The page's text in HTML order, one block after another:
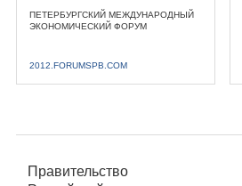
ПЕТЕРБУРГСКИЙ МЕЖДУНАРОДНЫЙ
ЭКОНОМИЧЕСКИЙ ФОРУМ
2012.FORUMSPB.COM
Правительство